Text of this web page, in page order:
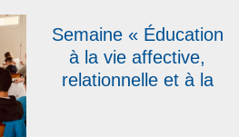
Semaine « Éducation
à la vie affective,
relationnelle et à la